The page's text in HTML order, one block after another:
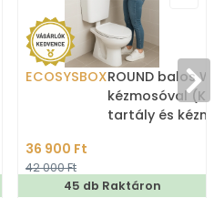
ECOSYSBOXROUND balos
kézmosóval
tartály és
36 900 Ft
42 000 Ft
45 db Raktáron